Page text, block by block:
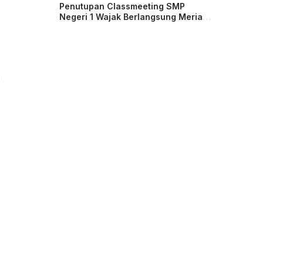
Penutupan Classmeeting SMP
Negeri 1 Wajak Berlangsung Meriah,